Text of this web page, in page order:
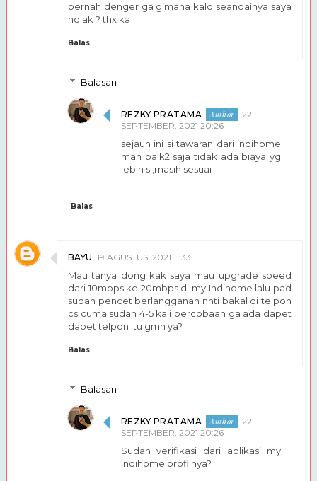
pernah denger ga gimana kalo seandainya saya
nolak ? thx ka
Balas
Balasan
REZKY PRATAMA
22
SEPTEMBER, 2021 20:26
sejauh ini si tawaran dari indihome
mah baik2 saja tidak ada biaya yg
lebih si,masih sesuai
Balas
BAYU 19 AGUSTUS, 2021 11:33
Mau tanya dong kak saya mau upgrade speed
dari 10mbps ke 20mbps di my Indihome lalu pad
sudah pencet berlangganan nnti bakal di telpon
cs cuma sudah 4-5 kali percobaan ga ada dapet
dapet telpon itu gmn ya?
Balas
Balasan
REZKY PRATAMA
22
SEPTEMBER, 2021 20:26
Sudah verifikasi dari aplikasi my
indihome profilnya?